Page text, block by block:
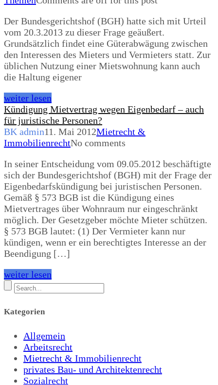
Der Bundesgerichtshof (BGH) hatte sich mit Urteil
vom 20.3.2013 zu dieser Frage geäußert.
Grundsätzlich findet eine Güterabwägung zwischen
den Interessen des Mieters und Vermieters statt. Zur
üblichen Nutzung einer Mietswohnung kann auch
die Haltung eigener
weiter lesen
Kündigung Mietvertrag wegen Eigenbedarf – auch
für juristische Personen?
BK admin11. Mai 2012Mietrecht &
ImmobilienrechtNo comments
In seiner Entscheidung vom 09.05.2012 beschäftigte
sich der Bundesgerichtshof (BGH) mit der Frage der
Eigenbedarfskündigung bei juristischen Personen.
Gemäß § 573 BGB ist die Kündigung eines
Mietvertrages über Wohnraum nur eingeschränkt
möglich. Der Gesetzgeber möchte Mieter schützen.
§ 573 BGB lautet: (1) Der Vermieter kann nur
kündigen, wenn er ein berechtigtes Interesse an der
Beendigung […]
weiter lesen
Kategorien
Allgemein
Arbeitsrecht
Mietrecht & Immobilienrecht
privates Bau- und Architektenrecht
Sozialrecht